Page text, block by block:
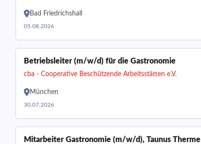
Bad Friedrichshall
05.08.2026
Betriebsleiter (m/w/d) für die Gastronomie
cba - Cooperative Beschützende Arbeitsstätten e.V.
München
30.07.2026
Mitarbeiter Gastronomie (m/w/d), Taunus Therme